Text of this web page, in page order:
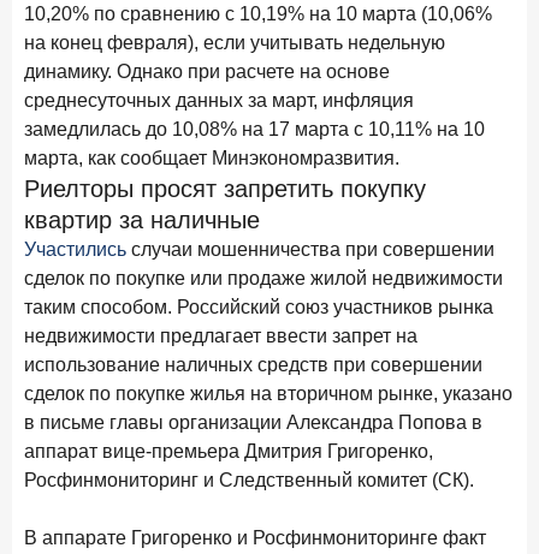
25 июня 2026 года ИССЛЕДОВАНИЕ
Ипотека в России: итоги мая 2026 года в цифрах
22 июня 2026 года
«Честность — индустриальный стандарт»: как банки
завоевывают лояльность private-клиентов
Рассылка Frank RG
Итоги недели, наша трактовка основных событий
ПОДПИСАТЬСЯ
По итогам мая 2026 года объем выдач кредитов
10,20% по сравнению с 10,19% на 10 марта (10,06%
на конец февраля), если учитывать недельную
динамику. Однако при расчете на основе
среднесуточных данных за март, инфляция
замедлилась до 10,08% на 17 марта с 10,11% на 10
марта, как сообщает Минэкономразвития.
Риелторы просят запретить покупку
квартир за наличные
Участились случаи мошенничества при совершении
сделок по покупке или продаже жилой недвижимости
таким способом. Российский союз участников рынка
недвижимости предлагает ввести запрет на
использование наличных средств при совершении
сделок по покупке жилья на вторичном рынке, указано
в письме главы организации Александра Попова в
аппарат вице-премьера Дмитрия Григоренко,
Росфинмониторинг и Следственный комитет (СК).
В аппарате Григоренко и Росфинмониторинге факт